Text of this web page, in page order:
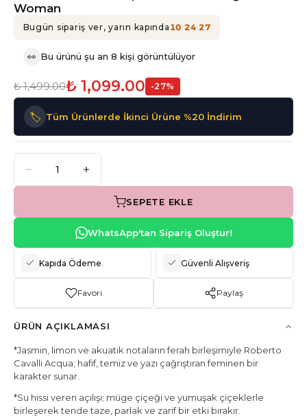
Woman
Bugün sipariş ver, yarın kapında 10:24:27
👀 Bu ürünü şu an 8 kişi görüntülüyor
₺ 1,499.00₺ 1,099.00 -27%
🏷️ Tüm Ürünlerde İkinci Ürüne %20 İndirim
SEPETE EKLE
WhatsApp'tan Sipariş Oluştur!
Kapıda Ödeme Güvenli Alışveriş
Favori Paylaş
ÜRÜN AÇIKLAMASI
*Jasmin, limon ve akuatik notaların ferah birleşimiyle Roberto
Cavalli Acqua; hafif, temiz ve yazı çağrıştıran feminen bir
karakter sunar.
*Su hissi veren açılışı; müge çiçeği ve yumuşak çiçeklerle
birleşerek tende taze, parlak ve zarif bir etki bırakır.